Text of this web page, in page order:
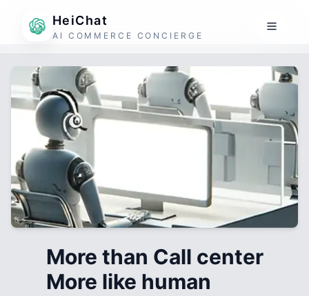
HeiChat
AI COMMERCE CONCIERGE
More than Call center
More like human